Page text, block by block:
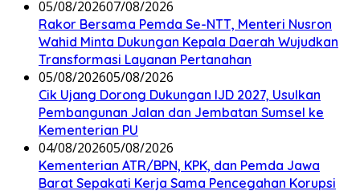
05/08/202607/08/2026
Rakor Bersama Pemda Se-NTT, Menteri Nusron
Wahid Minta Dukungan Kepala Daerah Wujudkan
Transformasi Layanan Pertanahan
05/08/202605/08/2026
Cik Ujang Dorong Dukungan IJD 2027, Usulkan
Pembangunan Jalan dan Jembatan Sumsel ke
Kementerian PU
04/08/202605/08/2026
Kementerian ATR/BPN, KPK, dan Pemda Jawa
Barat Sepakati Kerja Sama Pencegahan Korupsi